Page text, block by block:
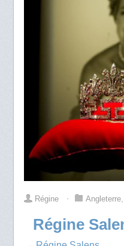
Régine ⋅ Angleterre,
Régine